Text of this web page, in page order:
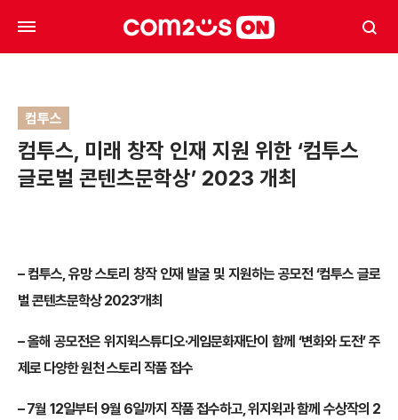
컴투스
컴투스, 미래 창작 인재 지원 위한 ‘컴투스
글로벌 콘텐츠문학상’ 2023 개최
– 컴투스, 유망 스토리 창작 인재 발굴 및 지원하는 공모전 ‘컴투스 글로
벌 콘텐츠문학상 2023’개최
– 올해 공모전은 위지윅스튜디오·게임문화재단이 함께 ‘변화와 도전’ 주
제로 다양한 원천 스토리 작품 접수
– 7월 12일부터 9월 6일까지 작품 접수하고, 위지윅과 함께 수상작의 2